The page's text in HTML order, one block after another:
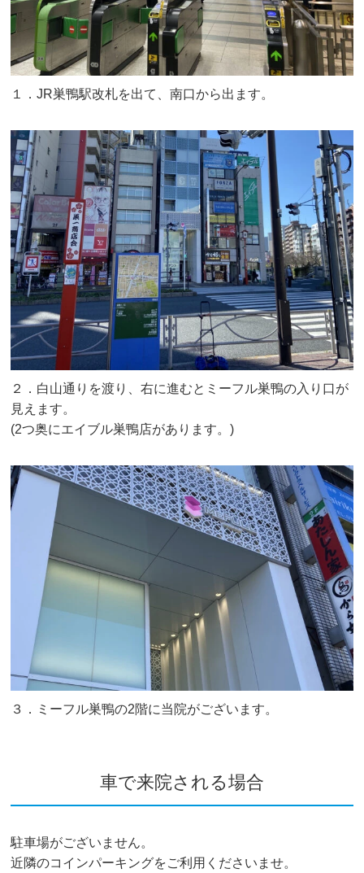
１．JR巣鴨駅改札を出て、南口から出ます。
２．白山通りを渡り、右に進むとミーフル巣鴨の入り口が
見えます。
(2つ奥にエイブル巣鴨店があります。)
３．ミーフル巣鴨の2階に当院がございます。
車で来院される場合
駐車場がございません。
近隣のコインパーキングをご利用くださいませ。